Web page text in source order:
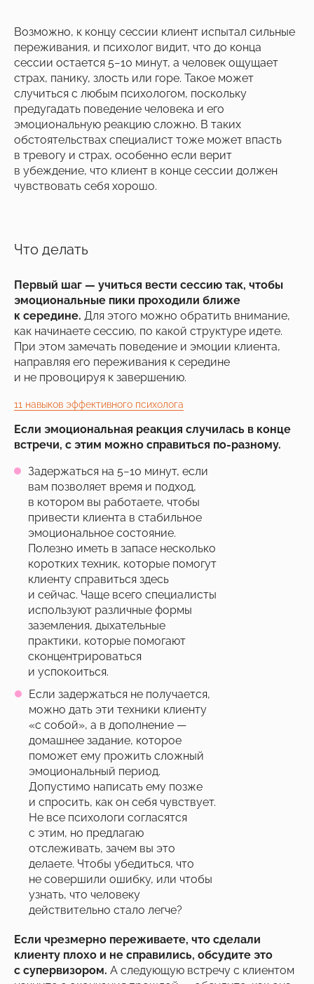
Возможно, к концу сессии клиент испытал сильные
переживания, и психолог видит, что до конца
сессии остается 5−10 минут, а человек ощущает
страх, панику, злость или горе. Такое может
случиться с любым психологом, поскольку
предугадать поведение человека и его
эмоциональную реакцию сложно. В таких
обстоятельствах специалист тоже может впасть
в тревогу и страх, особенно если верит
в убеждение, что клиент в конце сессии должен
чувствовать себя хорошо.
Что делать
Первый шаг — учиться вести сессию так, чтобы
эмоциональные пики проходили ближе
к середине. Для этого можно обратить внимание,
как начинаете сессию, по какой структуре идете.
При этом замечать поведение и эмоции клиента,
направляя его переживания к середине
и не провоцируя к завершению.
11 навыков эффективного психолога
Если эмоциональная реакция случилась в конце
встречи, с этим можно справиться по-разному.
Задержаться на 5−10 минут, если
вам позволяет время и подход,
в котором вы работаете, чтобы
привести клиента в стабильное
эмоциональное состояние.
Полезно иметь в запасе несколько
коротких техник, которые помогут
клиенту справиться здесь
и сейчас. Чаще всего специалисты
используют различные формы
заземления, дыхательные
практики, которые помогают
сконцентрироваться
и успокоиться.
Если задержаться не получается,
можно дать эти техники клиенту
«с собой», а в дополнение —
домашнее задание, которое
поможет ему прожить сложный
эмоциональный период.
Допустимо написать ему позже
и спросить, как он себя чувствует.
Не все психологи согласятся
с этим, но предлагаю
отслеживать, зачем вы это
делаете. Чтобы убедиться, что
не совершили ошибку, или чтобы
узнать, что человеку
действительно стало легче?
Если чрезмерно переживаете, что сделали
клиенту плохо и не справились, обсудите это
с супервизором. А следующую встречу с клиентом